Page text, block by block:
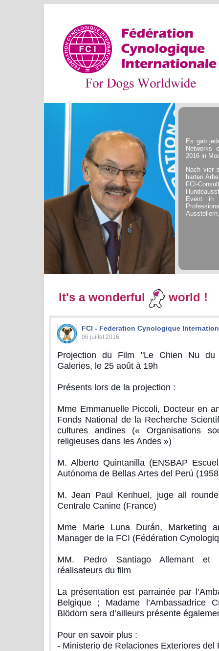
Es gab
Networks
2016 in
Nach vier
harten
FCI-
Event in
It's a wonderful world !
FCI - Federation Cynologique
06 juillet 2016
Projection du Film "Le Chien Nu du
Galeries, le 25 août à 19h
Présents lors de la projection :
Mme Emmanuelle Piccoli, Docteur en
Fonds National de la Recherche
cultures andines (« Organisations
religieuses dans les Andes »)
M. Alberto Quintanilla (ENSBAP
Autónoma de Bellas Artes del Perú
M. Jean Paul Kerihuel, juge all
Centrale Canine (France)
Mme Marie Luna Durán, Marketing
Manager de la FCI (Fédération
MM. Pedro Santiago Allemant et
réalisateurs du film
La présentation est parrainée par
Belgique ; Madame l’Ambassadrice
Blödorn sera d’ailleurs présente
Pour en savoir plus :
- Ministerio de Relaciones Exteriores del